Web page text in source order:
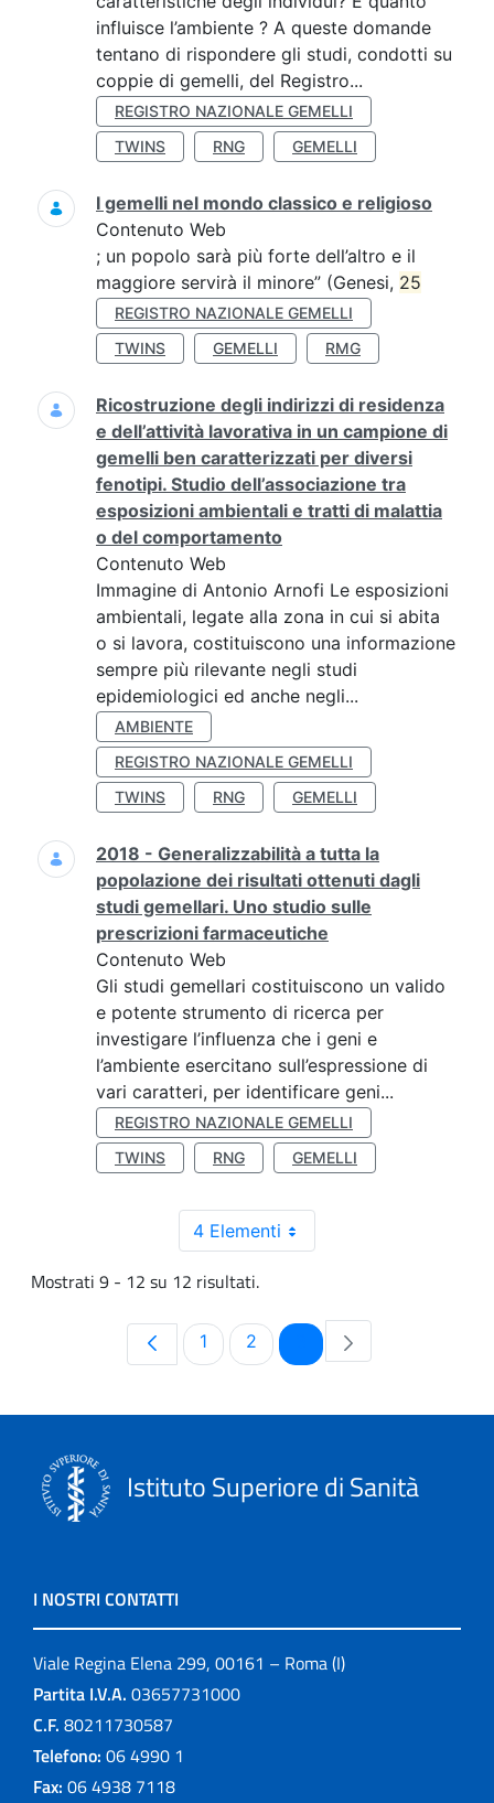
influisce l’ambiente ? A queste domande
tentano di rispondere gli studi, condotti su
coppie di gemelli, del Registro...
REGISTRO NAZIONALE GEMELLI
TWINS
RNG GEMELLI
I gemelli nel mondo classico e religioso
Contenuto Web
; un popolo sarà più forte dell’altro e il
maggiore servirà il minore” (Genesi, 25
REGISTRO NAZIONALE GEMELLI
TWINS
GEMELLI RMG
Ricostruzione degli indirizzi di residenza
e dell’attività lavorativa in un campione di
gemelli ben caratterizzati per diversi
fenotipi. Studio dell’associazione tra
esposizioni ambientali e tratti di malattia
o del comportamento
Contenuto Web
Immagine di Antonio Arnofi Le esposizioni
ambientali, legate alla zona in cui si abita
o si lavora, costituiscono una informazione
sempre più rilevante negli studi
epidemiologici ed anche negli...
AMBIENTE
REGISTRO NAZIONALE GEMELLI
TWINS
RNG GEMELLI
2018 - Generalizzabilità a tutta la
popolazione dei risultati ottenuti dagli
studi gemellari. Uno studio sulle
prescrizioni farmaceutiche
Contenuto Web
Gli studi gemellari costituiscono un valido
e potente strumento di ricerca per
investigare l’influenza che i geni e
l’ambiente esercitano sull’espressione di
vari caratteri, per identificare geni...
REGISTRO NAZIONALE GEMELLI
TWINS
RNG GEMELLI
4 Elementi
Mostrati 9 - 12 su 12 risultati.
Pagina
1 Pagina
2 Pagina
Istituto Superiore di Sanità
I NOSTRI CONTATTI
Viale Regina Elena 299, 00161 – Roma (I)
Partita I.V.A. 03657731000
C.F. 80211730587
Telefono: 06 4990 1
Fax: 06 4938 7118